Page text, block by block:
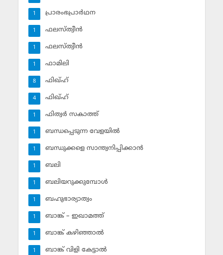
പ്രാരംഭപ്രാര്‍ഥന
1
ഫലസ്ത്വീൻ
1
ഫലസ്ത്വീൻ
1
ഫാമിലി
1
ഫിഖ്ഹ്
8
ഫിഖ്ഹ്‌
4
ഫിത്വര്‍ സകാത്ത്‌
1
ബന്ധപ്പെടുന്ന വേളയില്‍
1
ബന്ധുക്കളെ സാന്ത്വനിപ്പിക്കാന്‍
1
ബലി
1
ബലിയറുക്കുമ്പോള്‍
1
ബഹുഭാര്യാത്വം
1
ബാങ്ക് – ഇഖാമത്ത്
1
ബാങ്ക് കഴിഞ്ഞാല്‍
1
ബാങ്ക് വിളി കേട്ടാല്‍
1